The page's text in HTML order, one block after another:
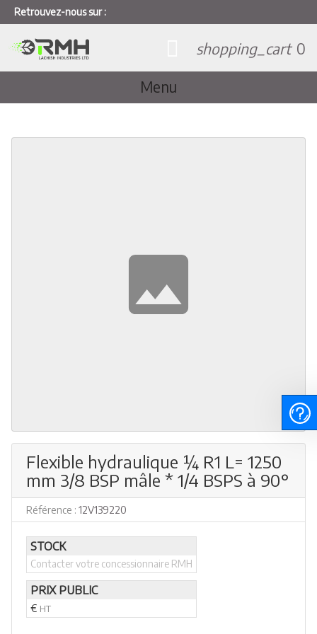
Retrouvez-nous sur :
Menu
shopping_cart 0
Flexible hydraulique ¼ R1 L= 1250
mm 3/8 BSP mâle * 1/4 BSPS à 90°
Référence : 12V139220
STOCK
Contacter votre concessionnaire RMH
PRIX PUBLIC
€ HT